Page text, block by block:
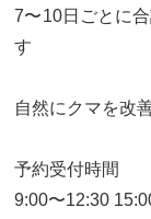
7〜10日ごとに
す
自然にクマを改
予約受付時間
9:00〜12:30